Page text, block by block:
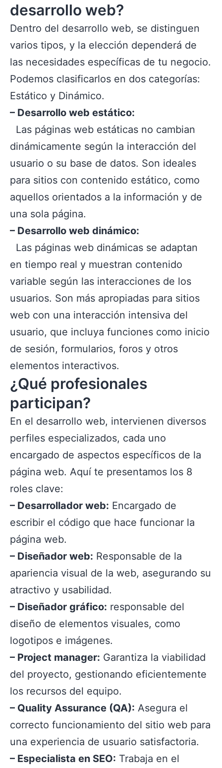
desarrollo web?
Dentro del desarrollo web, se distinguen
varios tipos, y la elección dependerá de
las necesidades específicas de tu negocio.
Podemos clasificarlos en dos categorías:
Estático y Dinámico.
– Desarrollo web estático:
Las páginas web estáticas no cambian
dinámicamente según la interacción del
usuario o su base de datos. Son ideales
para sitios con contenido estático, como
aquellos orientados a la información y de
una sola página.
– Desarrollo web dinámico:
Las páginas web dinámicas se adaptan
en tiempo real y muestran contenido
variable según las interacciones de los
usuarios. Son más apropiadas para sitios
web con una interacción intensiva del
usuario, que incluya funciones como inicio
de sesión, formularios, foros y otros
elementos interactivos.
¿Qué profesionales
participan?
En el desarrollo web, intervienen diversos
perfiles especializados, cada uno
encargado de aspectos específicos de la
página web. Aquí te presentamos los 8
roles clave:
– Desarrollador web: Encargado de
escribir el código que hace funcionar la
página web.
– Diseñador web: Responsable de la
apariencia visual de la web, asegurando su
atractivo y usabilidad.
– Diseñador gráfico: responsable del
diseño de elementos visuales, como
logotipos e imágenes.
– Project manager: Garantiza la viabilidad
del proyecto, gestionando eficientemente
los recursos del equipo.
– Quality Assurance (QA): Asegura el
correcto funcionamiento del sitio web para
una experiencia de usuario satisfactoria.
– Especialista en SEO: Trabaja en el